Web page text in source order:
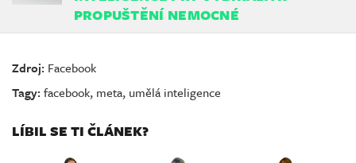
PROPUŠTĚNÍ NEMOCNÉ
Zdroj: Facebook
Tagy:facebook, meta, umělá inteligence
LÍBIL SE TI ČLÁNEK?